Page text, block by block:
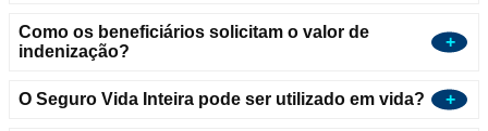
Como os beneficiários solicitam o valor de
indenização?
O Seguro Vida Inteira pode ser utilizado em vida?